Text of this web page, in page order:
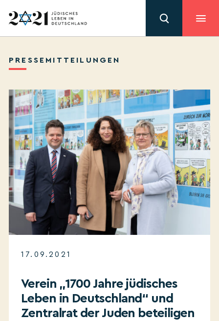
PRESSEMITTEILUNGEN
17.09.2021
Verein „1700 Jahre jüdisches
Leben in Deutschland“ und
Zentralrat der Juden beteiligen